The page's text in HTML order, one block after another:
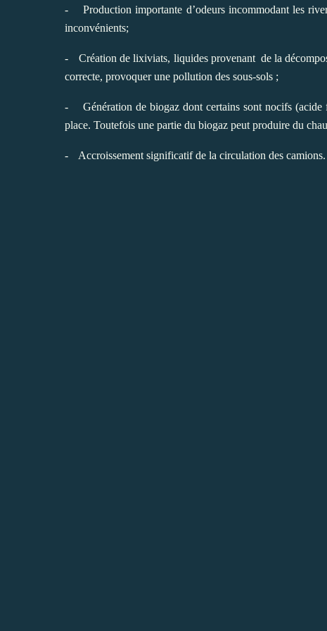
-
Production importante d’odeurs incommodant les
inconvénients;
- Création de lixiviats, liquides provenant de la
correcte, provoquer une pollution des sous-sols ;
-
Génération de biogaz dont certains sont nocifs
place. Toutefois une partie du biogaz peut produire du
- Accroissement significatif de la circulation des camions.